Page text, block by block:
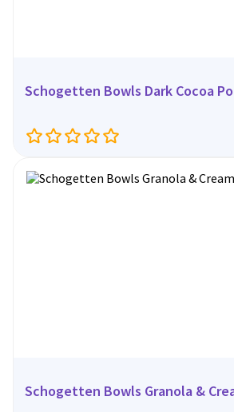
Schogetten Bowls Dark Cocoa
Schogetten Bowls Granola &